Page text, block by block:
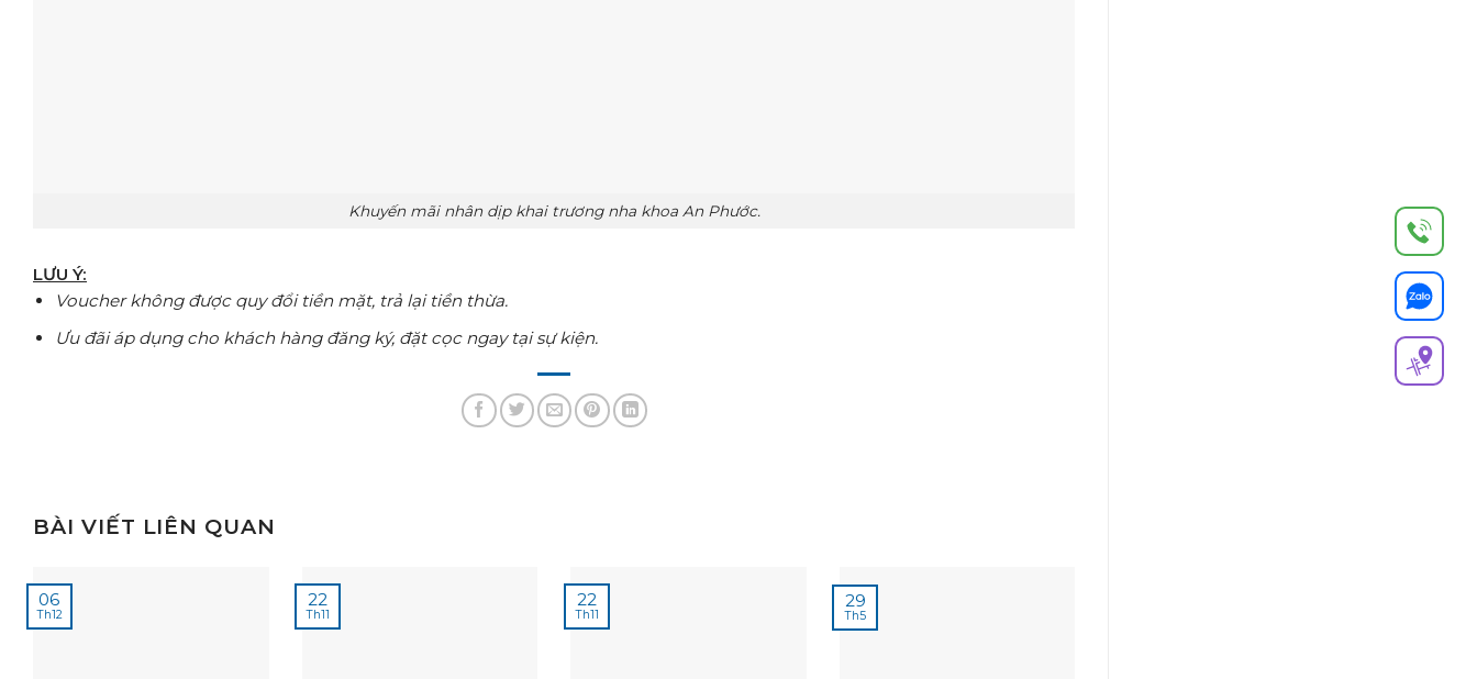
Khuyến mãi nhân dịp khai trương nha khoa An Phước.
LƯU Ý:
Voucher không được quy đổi tiền mặt, trả lại tiền thừa.
Ưu đãi áp dụng cho khách hàng đăng ký, đặt cọc ngay tại sự kiện.
BÀI VIẾT LIÊN QUAN
06
Th12
22
Th11
22
Th11
29
Th5